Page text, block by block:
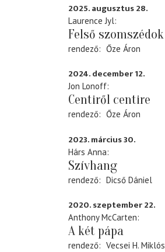
2025. augusztus 28.
Laurence Jyl
Felső szomszédok
rendező Őze Áron
2024. december 12.
Jon Lonoff
Centiről centire
rendező Őze Áron
2023. március 30.
Hárs Anna
Szívhang
rendező Dicső Dániel
2020. szeptember 22.
Anthony McCarten
A két pápa
rendező Vecsei H. Miklós